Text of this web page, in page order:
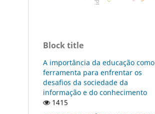
Block title
A importância da educação como
ferramenta para enfrentar os
desafios da sociedade da
informação e do conhecimento
1415